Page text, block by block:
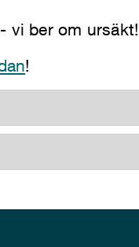
vi ber om ursäkt!
!